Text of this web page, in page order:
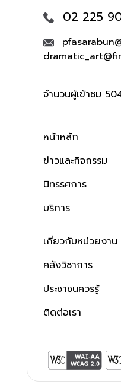
02 225
จำนวนผู้เข้าชม
หน้าหลัก
ข่าวและกิจกรรม
นิทรรศการ
บริการ
เกี่ยวกับหน่วยงาน
คลังวิชาการ
ประชาชนควรรู้
ติดต่อเรา